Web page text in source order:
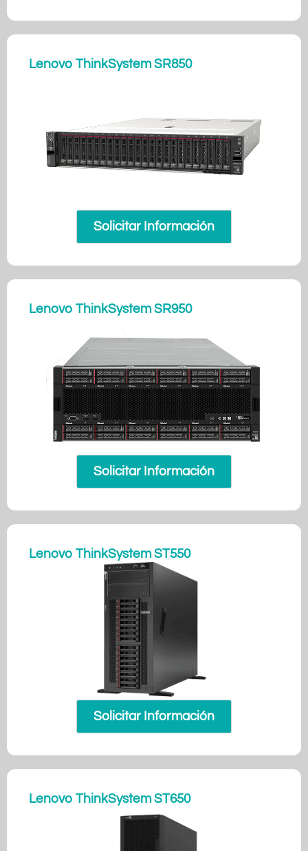
Lenovo ThinkSystem SR850
Solicitar Información
Lenovo ThinkSystem SR950
Solicitar Información
Lenovo ThinkSystem ST550
Solicitar Información
Lenovo ThinkSystem ST650